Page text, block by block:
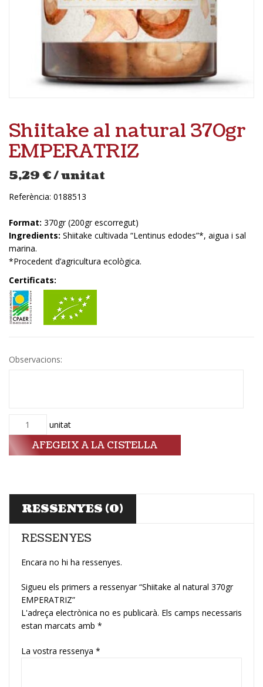
Shiitake al natural 370gr
EMPERATRIZ
5,29 €/ unitat
Referència: 0188513
Format: 370gr (200gr escorregut)
Ingredients: Shiitake cultivada “Lentinus edodes”*, aigua i sal
marina.
*Procedent d’agricultura ecològica.
Certificats:
Observacions:
Quantitat unitat
AFEGEIX A LA CISTELLA
RESSENYES (0)
RESSENYES
Encara no hi ha ressenyes.
Sigueu els primers a ressenyar “Shiitake al natural 370gr
EMPERATRIZ”
L'adreça electrònica no es publicarà. Els camps necessaris
estan marcats amb *
La vostra ressenya *